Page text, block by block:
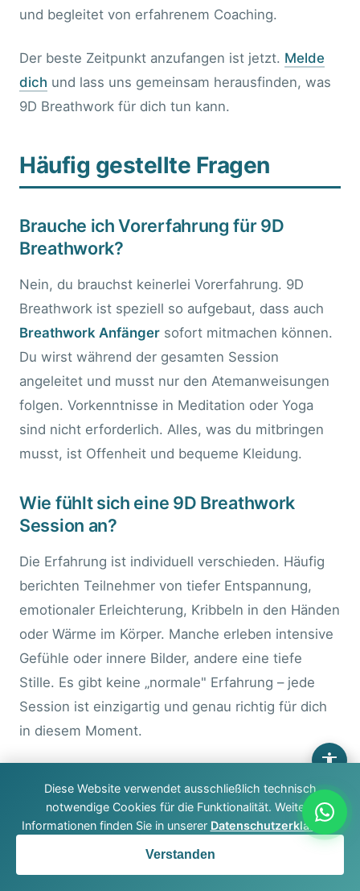
und begleitet von erfahrenem Coaching.
Der beste Zeitpunkt anzufangen ist jetzt. Melde
dich und lass uns gemeinsam herausfinden, was
9D Breathwork für dich tun kann.
Häufig gestellte Fragen
Brauche ich Vorerfahrung für 9D
Breathwork?
Nein, du brauchst keinerlei Vorerfahrung. 9D
Breathwork ist speziell so aufgebaut, dass auch
Breathwork Anfänger sofort mitmachen können.
Du wirst während der gesamten Session
angeleitet und musst nur den Atemanweisungen
folgen. Vorkenntnisse in Meditation oder Yoga
sind nicht erforderlich. Alles, was du mitbringen
musst, ist Offenheit und bequeme Kleidung.
Wie fühlt sich eine 9D Breathwork
Session an?
Die Erfahrung ist individuell verschieden. Häufig
berichten Teilnehmer von tiefer Entspannung,
emotionaler Erleichterung, Kribbeln in den Händen
oder Wärme im Körper. Manche erleben intensive
Gefühle oder innere Bilder, andere eine tiefe
Stille. Es gibt keine „normale" Erfahrung – jede
Session ist einzigartig und genau richtig für dich
in diesem Moment.
Wie oft sollte ich Breathwork machen?
Für nachhaltige Ergebnisse empfehlen sich
regelmäßige Sessions. Viele Menschen starten
Diese Website verwendet ausschließlich technisch
notwendige Cookies für die Funktionalität. Weitere
Informationen finden Sie in unserer Datenschutzerklärung
Verstanden
Jetzt anrufen